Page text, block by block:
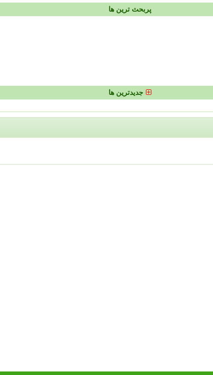
پربحث ترین ها
جدیدترین ها